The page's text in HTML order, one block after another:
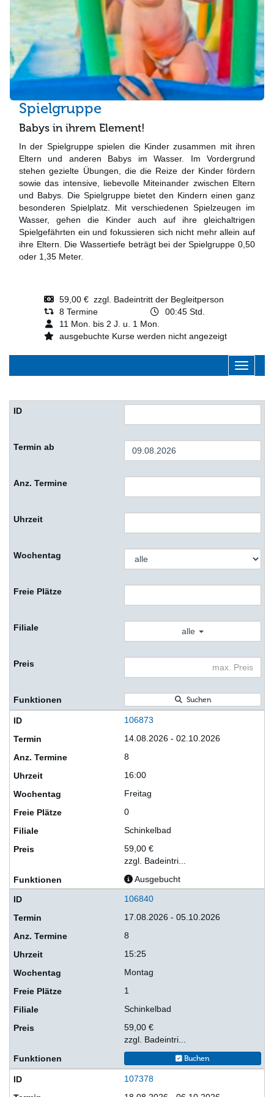
Spielgruppe
Babys in ihrem Element!
In der Spielgruppe spielen die Kinder zusammen mit ihren
Eltern und anderen Babys im Wasser. Im Vordergrund
stehen gezielte Übungen, die die Reize der Kinder fördern
sowie das intensive, liebevolle Miteinander zwischen Eltern
und Babys. Die Spielgruppe bietet den Kindern einen ganz
besonderen Spielplatz. Mit verschiedenen Spielzeugen im
Wasser, gehen die Kinder auch auf ihre gleichaltrigen
Spielgefährten ein und fokussieren sich nicht mehr allein auf
ihre Eltern. Die Wassertiefe beträgt bei der Spielgruppe 0,50
oder 1,35 Meter.
59,00 € zzgl. Badeintritt der Begleitperson
8 Termine
00:45 Std.
11 Mon. bis 2 J. u. 1 Mon.
ausgebuchte Kurse werden nicht angezeigt
alle
Suchen
106873
14.08.2026 - 02.10.2026
8
16:00
Freitag
0
Schinkelbad
59,00 €
zzgl. Badeintri...
Ausgebucht
106840
17.08.2026 - 05.10.2026
8
15:25
Montag
1
Schinkelbad
59,00 €
zzgl. Badeintri...
Buchen
107378